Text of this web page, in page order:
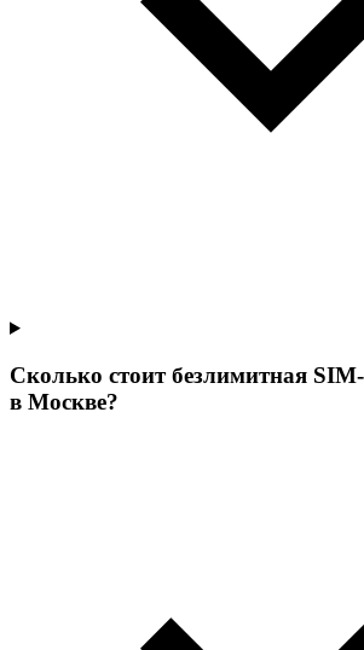
Сколько стоит безлимитная
в Москве?